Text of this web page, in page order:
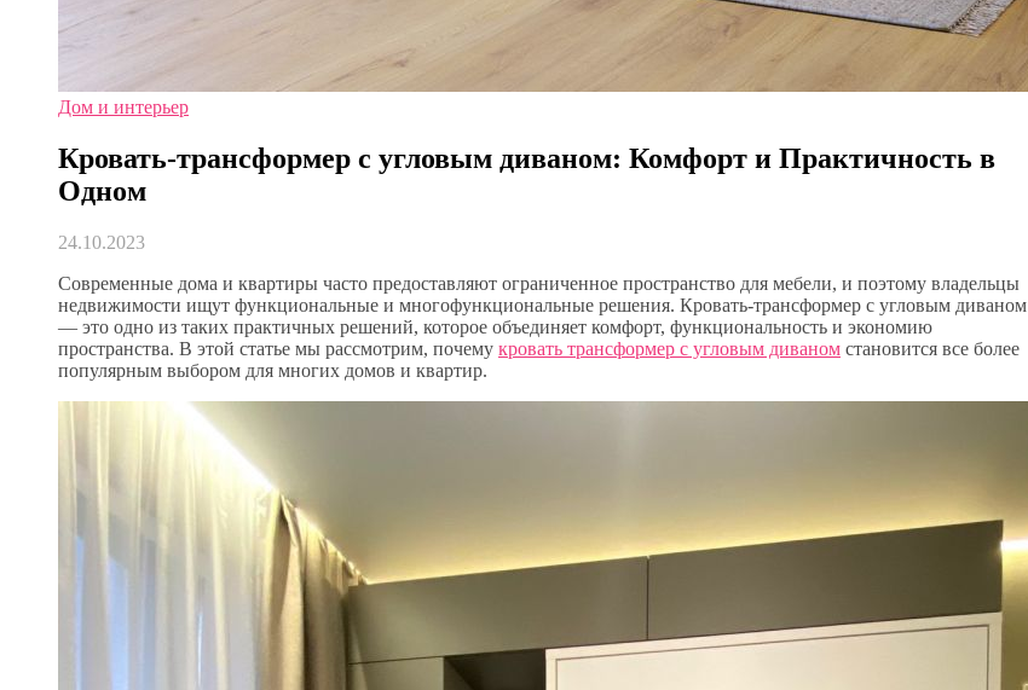
Дом и интерьер
Кровать-трансформер с угловым диваном: Комфорт и Практичность в
Одном
24.10.2023
Современные дома и квартиры часто предоставляют ограниченное пространство для мебели, и поэтому владельцы
недвижимости ищут функциональные и многофункциональные решения. Кровать-трансформер с угловым диваном
— это одно из таких практичных решений, которое объединяет комфорт, функциональность и экономию
пространства. В этой статье мы рассмотрим, почему кровать трансформер с угловым диваном становится все более
популярным выбором для многих домов и квартир.